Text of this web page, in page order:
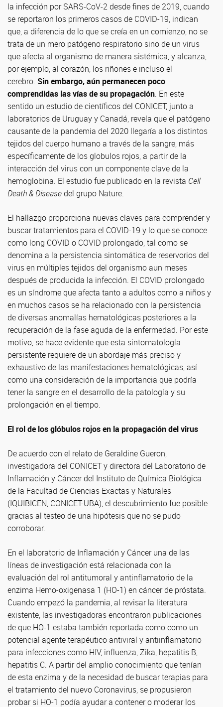
la infección por SARS-CoV-2 desde fines de 2019, cuando
se reportaron los primeros casos de COVID-19, indican
que, a diferencia de lo que se creía en un comienzo, no se
trata de un mero patógeno respiratorio sino de un virus
que afecta al organismo de manera sistémica, y alcanza,
por ejemplo, al corazón, los riñones e incluso el
cerebro. Sin embargo, aún permanecen poco
comprendidas las vías de su propagación. En este
sentido un estudio de científicos del CONICET, junto a
laboratorios de Uruguay y Canadá, revela que el patógeno
causante de la pandemia del 2020 llegaría a los distintos
tejidos del cuerpo humano a través de la sangre, más
específicamente de los globulos rojos, a partir de la
interacción del virus con un componente clave de la
hemoglobina. El estudio fue publicado en la revista Cell
Death & Diseasedel grupo Nature.
El hallazgo proporciona nuevas claves para comprender y
buscar tratamientos para el COVID-19 y lo que se conoce
como long COVID o COVID prolongado, tal como se
denomina a la persistencia sintomática de reservorios del
virus en múltiples tejidos del organismo aun meses
después de producida la infección. El COVID prolongado
es un síndrome que afecta tanto a adultos como a niños y
en muchos casos se ha relacionado con la persistencia
de diversas anomalías hematológicas posteriores a la
recuperación de la fase aguda de la enfermedad. Por este
motivo, se hace evidente que esta sintomatología
persistente requiere de un abordaje más preciso y
exhaustivo de las manifestaciones hematológicas, así
como una consideración de la importancia que podría
tener la sangre en el desarrollo de la patología y su
prolongación en el tiempo.
El rol de los glóbulos rojos en la propagación del virus
De acuerdo con el relato de Geraldine Gueron,
investigadora del CONICET y directora del Laboratorio de
Inflamación y Cáncer del Instituto de Química Biológica
de la Facultad de Ciencias Exactas y Naturales
(IQUIBICEN, CONICET-UBA), el descubrimiento fue posible
gracias al testeo de una hipótesis que no se pudo
corroborar.
En el laboratorio de Inflamación y Cáncer una de las
líneas de investigación está relacionada con la
evaluación del rol antitumoral y antinflamatorio de la
enzima Hemo-oxigenasa 1 (HO-1) en cáncer de próstata.
Cuando empezó la pandemia, al revisar la literatura
existente, las investigadoras encontraron publicaciones
de que HO-1 estaba también reportada como como un
potencial agente terapéutico antiviral y antiinflamatorio
para infecciones como HIV, influenza, Zika, hepatitis B,
hepatitis C. A partir del amplio conocimiento que tenían
de esta enzima y de la necesidad de buscar terapias para
el tratamiento del nuevo Coronavirus, se propusieron
probar si HO-1 podía ayudar a contener o moderar los